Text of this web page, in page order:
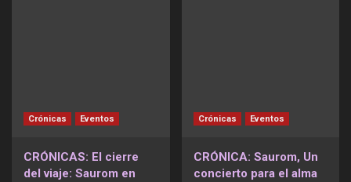
Crónicas Eventos
CRÓNICAS: El cierre
del viaje: Saurom en
Crónicas Eventos
CRÓNICA: Saurom, Un
concierto para el alma